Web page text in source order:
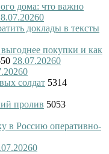
дома: что важно
0
доклады в тексты
покупки и как
28.07.20260
0
солдат 5314
пролив 5053
в Россию оперативно-
0